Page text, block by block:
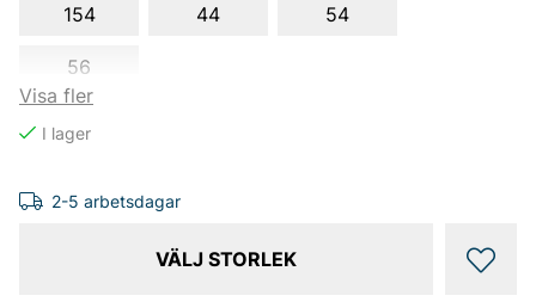
Visa fler
154 44 54
56
2-5 arbetsdagar
VÄLJ STORLEK